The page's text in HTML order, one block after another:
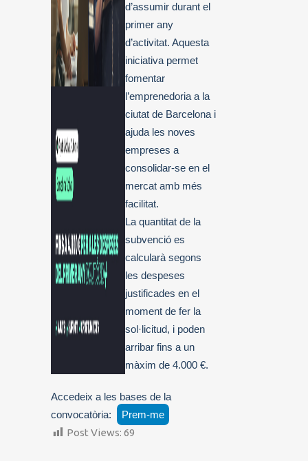
d’assumir durant el
primer any
d’activitat. Aquesta
iniciativa permet
fomentar
l’emprenedoria a la
ciutat de Barcelona i
ajuda les noves
empreses a
consolidar-se en el
mercat amb més
facilitat.
La quantitat de la
subvenció es
calcularà segons
les despeses
justificades en el
moment de fer la
sol·licitud, i poden
arribar fins a un
màxim de 4.000 €.
Accedeix a les bases de la
convocatòria:
Prem-me
Post Views: 69